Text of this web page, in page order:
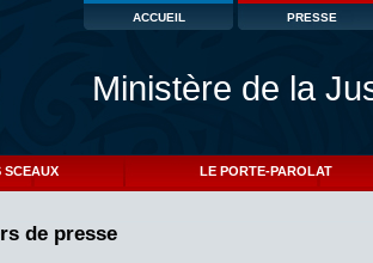
ACCUEIL PRESSE
Ministère de la
SCEAUX LE PORTE-PAROLAT
de presse